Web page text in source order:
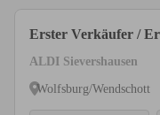
Erster Verkäufer /
ALDI Sievershausen
Wolfsburg/Wendschott